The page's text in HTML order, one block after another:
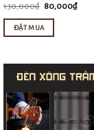
130,000₫ Giá
130,000₫.
80,000₫Giá
ĐẶT MUA